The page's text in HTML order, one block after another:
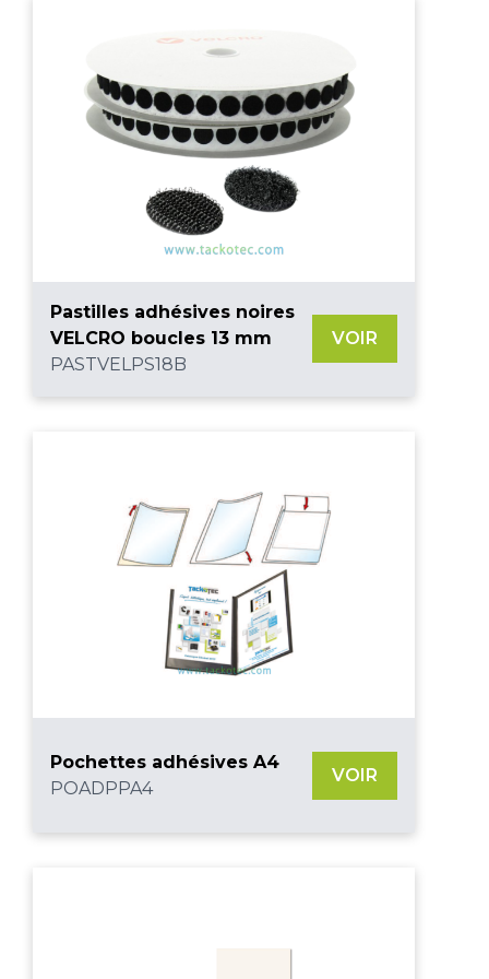
Pastilles adhésives noires
VELCRO boucles 13 mm
PASTVELPS18B
VOIR
Pochettes adhésives A4
POADPPA4
VOIR